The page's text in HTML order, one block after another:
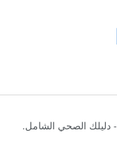
- دليلك الصحي الشامل.